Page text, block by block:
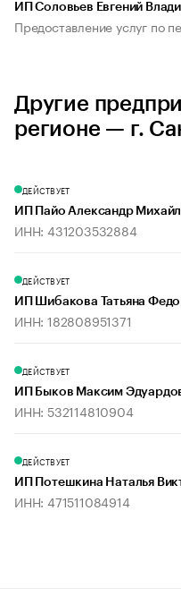
ИП Соловьев Евгений
Предоставление услуг по
Другие
регионе — г.
ДЕЙСТВУЕТ
ИП Пайо Александр
ИНН: 431203532884
ДЕЙСТВУЕТ
ИП Шибакова Татьяна
ИНН: 182808951371
ДЕЙСТВУЕТ
ИП Быков Максим
ИНН: 532114810904
ДЕЙСТВУЕТ
ИП Потешкина Наталья
ИНН: 471511084914